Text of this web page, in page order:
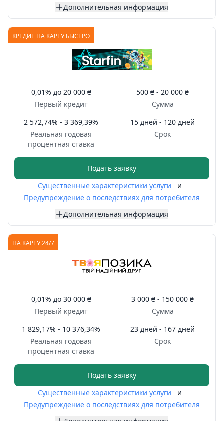
Дополнительная информация
КРЕДИТ НА КАРТУ БЫСТРО
0,01% до 20 000 ₴
Первый кредит
500 ₴ - 20 000 ₴
Сумма
2 572,74% - 3 369,39%
Реальная годовая
процентная ставка
15 дней - 120 дней
Срок
Подать заявку
Существенные характеристики услуги
и
Предупреждение о последствиях для потребителя
Дополнительная информация
НА КАРТУ 24/7
0,01% до 30 000 ₴
Первый кредит
3 000 ₴ - 150 000 ₴
Сумма
1 829,17% - 10 376,34%
Реальная годовая
процентная ставка
23 дней - 167 дней
Срок
Подать заявку
Существенные характеристики услуги
и
Предупреждение о последствиях для потребителя